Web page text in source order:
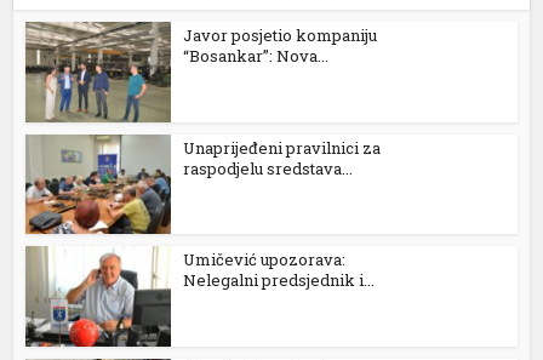
Javor posjetio kompaniju
“Bosankar”: Nova...
Unaprijeđeni pravilnici za
raspodjelu sredstava...
Umičević upozorava:
Nelegalni predsjednik i...